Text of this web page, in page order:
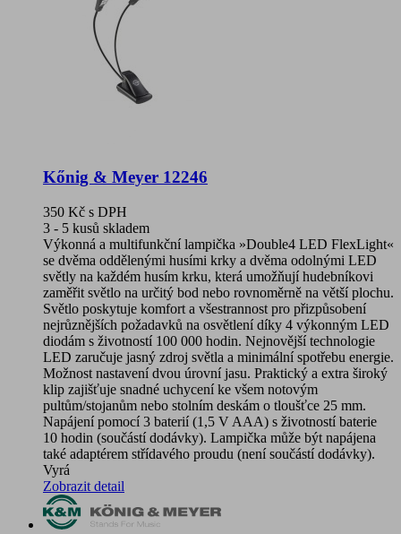
Kőnig & Meyer 12246
350 Kč s DPH
3 - 5 kusů skladem
Výkonná a multifunkční lampička »Double4 LED FlexLight«
se dvěma oddělenými husími krky a dvěma odolnými LED
světly na každém husím krku, která umožňují hudebníkovi
zaměřit světlo na určitý bod nebo rovnoměrně na větší plochu.
Světlo poskytuje komfort a všestrannost pro přizpůsobení
nejrůznějších požadavků na osvětlení díky 4 výkonným LED
diodám s životností 100 000 hodin. Nejnovější technologie
LED zaručuje jasný zdroj světla a minimální spotřebu energie.
Možnost nastavení dvou úrovní jasu. Praktický a extra široký
klip zajišťuje snadné uchycení ke všem notovým
pultům/stojanům nebo stolním deskám o tloušťce 25 mm.
Napájení pomocí 3 baterií (1,5 V AAA) s životností baterie
10 hodin (součástí dodávky). Lampička může být napájena
také adaptérem střídavého proudu (není součástí dodávky).
Vyrá
Zobrazit detail